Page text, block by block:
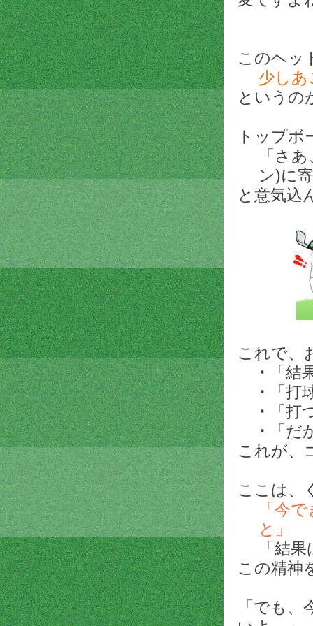
このヘッ
少し
というの
トップボ
「さ
ン)に
と意気込
これで、
・
「
・
「
・
「
・
「
これが、
ここは、
「今
と」
「結
この精神
「でも